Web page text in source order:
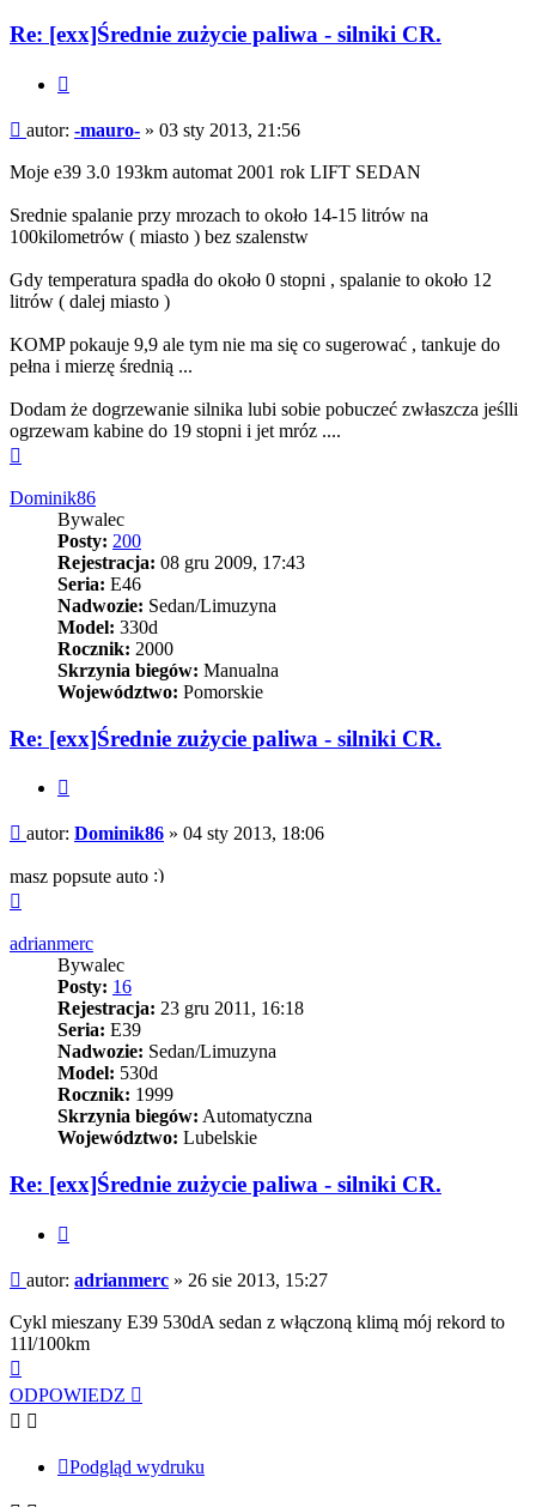
Re: [exx]Średnie zużycie paliwa - silniki CR.
Post
autor: -mauro- » 03 sty 2013, 21:56
Moje e39 3.0 193km automat 2001 rok LIFT SEDAN
Srednie spalanie przy mrozach to około 14-15 litrów na
100kilometrów ( miasto ) bez szalenstw
Gdy temperatura spadła do około 0 stopni , spalanie to około 12
litrów ( dalej miasto )
KOMP pokauje 9,9 ale tym nie ma się co sugerować , tankuje do
pełna i mierzę średnią ...
Dodam że dogrzewanie silnika lubi sobie pobuczeć zwłaszcza jeślli
ogrzewam kabine do 19 stopni i jet mróz ....
Dominik86
Bywalec
Posty: 200
Rejestracja: 08 gru 2009, 17:43
Seria: E46
Nadwozie: Sedan/Limuzyna
Model: 330d
Rocznik: 2000
Skrzynia biegów: Manualna
Województwo: Pomorskie
Re: [exx]Średnie zużycie paliwa - silniki CR.
Post
autor: Dominik86 » 04 sty 2013, 18:06
masz popsute auto
adrianmerc
Bywalec
Posty: 16
Rejestracja: 23 gru 2011, 16:18
Seria: E39
Nadwozie: Sedan/Limuzyna
Model: 530d
Rocznik: 1999
Skrzynia biegów: Automatyczna
Województwo: Lubelskie
Re: [exx]Średnie zużycie paliwa - silniki CR.
Post
autor: adrianmerc » 26 sie 2013, 15:27
Cykl mieszany E39 530dA sedan z włączoną klimą mój rekord to
11l/100km
górę
ODPOWIEDZ
Podgląd wydruku